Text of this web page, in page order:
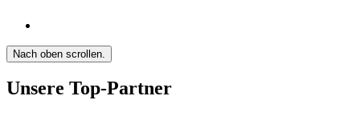
Nach oben scrollen.
Unsere Top-Partner